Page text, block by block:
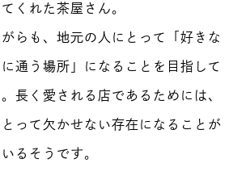
くれた茶屋さん。
らも、地元の人にとって「好きな
通う場所」になることを目指して
長く愛される店であるためには、
って欠かせない存在になることが
るそうです。